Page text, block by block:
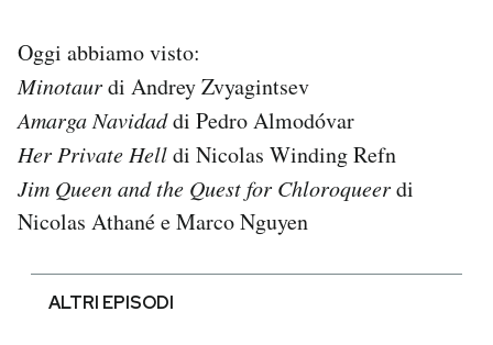
Oggi abbiamo visto:
Minotaurdi Andrey Zvyagintsev
Amarga Navidaddi Pedro Almodóvar
Her Private Helldi Nicolas Winding Refn
Jim Queen and the Quest for Chloroqueerdi
Nicolas Athané e Marco Nguyen
ALTRI EPISODI